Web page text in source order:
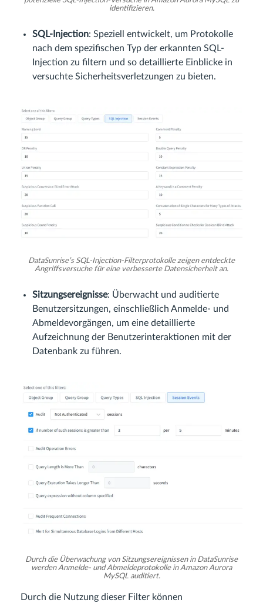
identifizieren.
SQL-Injection: Speziell entwickelt, um Protokolle
nach dem spezifischen Typ der erkannten SQL-
Injection zu filtern und so detaillierte Einblicke in
versuchte Sicherheitsverletzungen zu bieten.
DataSunrise’s SQL-Injection-Filterprotokolle zeigen entdeckte
Angriffsversuche für eine verbesserte Datensicherheit an.
Sitzungsereignisse: Überwacht und auditierte
Benutzersitzungen, einschließlich Anmelde- und
Abmeldevorgängen, um eine detaillierte
Aufzeichnung der Benutzerinteraktionen mit der
Datenbank zu führen.
Durch die Überwachung von Sitzungsereignissen in DataSunrise
werden Anmelde- und Abmeldeprotokolle in Amazon Aurora
MySQL auditiert.
Durch die Nutzung dieser Filter können